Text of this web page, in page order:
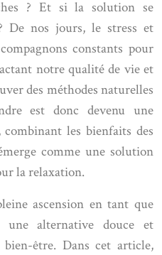
? Et si la solution se
De nos jours, le stress et
constants pour
notre qualité de vie et
des méthodes naturelles
est donc devenu une
les bienfaits des
comme une solution
la relaxation.
ascension en tant que
une alternative douce et
être. Dans cet article,